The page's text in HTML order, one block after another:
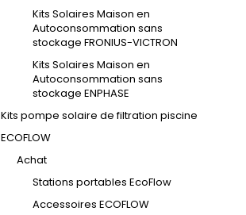
Kits Solaires Maison en
Autoconsommation sans
stockage FRONIUS-VICTRON
Kits Solaires Maison en
Autoconsommation sans
stockage ENPHASE
Kits pompe solaire de filtration piscine
ECOFLOW
Achat
Stations portables EcoFlow
Accessoires ECOFLOW